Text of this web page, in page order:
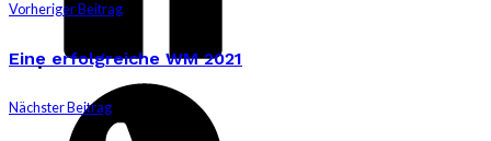
Vorheriger Beitrag
Eine erfolgreiche WM 2021
Nächster Beitrag